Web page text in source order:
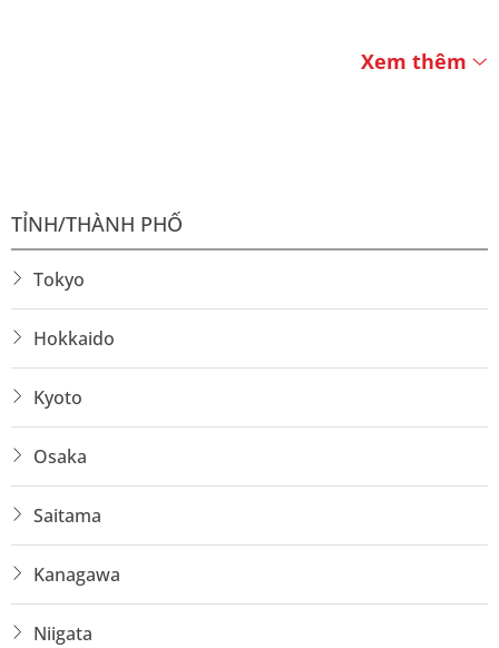
Xem thêm
TỈNH/THÀNH PHỐ
Tokyo
Hokkaido
Kyoto
Osaka
Saitama
Kanagawa
Niigata